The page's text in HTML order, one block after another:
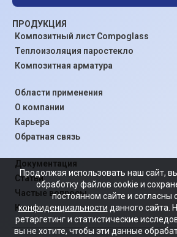
ПРОДУКЦИЯ
Композитный лист Compoglass
Теплоизоляция паростекло
Композитная арматура
Области применения
О компании
Карьера
Обратная связь
Документация
Статьи
Частые вопросы
Контакты
Продолжая использовать наш сайт,
обработку файлов cookie и
постоянном сайте и согласны
конфиденциальности данного сайта.
ретаргетинг и статистические
вы не хотите, чтобы эти данные